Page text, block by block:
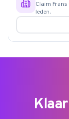
Claim
leden.